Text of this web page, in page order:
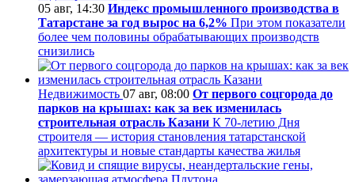
05 авг, 14:30 Индекс промышленного производства в
Татарстане за год вырос на 6,2% При этом показатели
более чем половины обрабатывающих производств
снизились
Недвижимость 07 авг, 08:00 От первого соцгорода до
парков на крышах: как за век изменилась
строительная отрасль Казани К 70-летию Дня
строителя — история становления татарстанской
архитектуры и новые стандарты качества жилья